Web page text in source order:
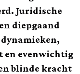
Juridische
diepgaand
en evenwichtig
blinde kracht